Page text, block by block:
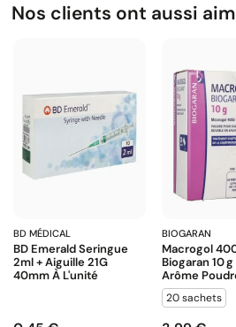
Nos clients ont aussi
BD MÉDICAL
BD Emerald Seringue
2ml + Aiguille 21G
40mm À L'unité
BIOGARAN
Macrogol
Biogaran 10
Arôme
20 sachets